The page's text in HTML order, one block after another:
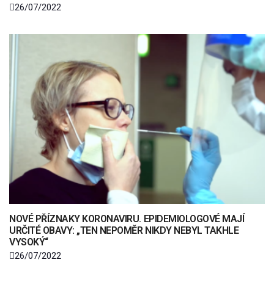
26/07/2022
NOVÉ PŘÍZNAKY KORONAVIRU. EPIDEMIOLOGOVÉ MAJÍ
URČITÉ OBAVY: „TEN NEPOMĚR NIKDY NEBYL TAKHLE
VYSOKÝ“
26/07/2022